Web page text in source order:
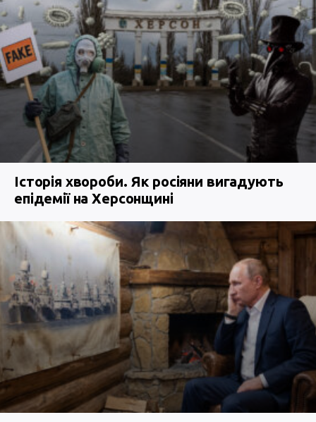
Історія хвороби. Як росіяни вигадують
епідемії на Херсонщині